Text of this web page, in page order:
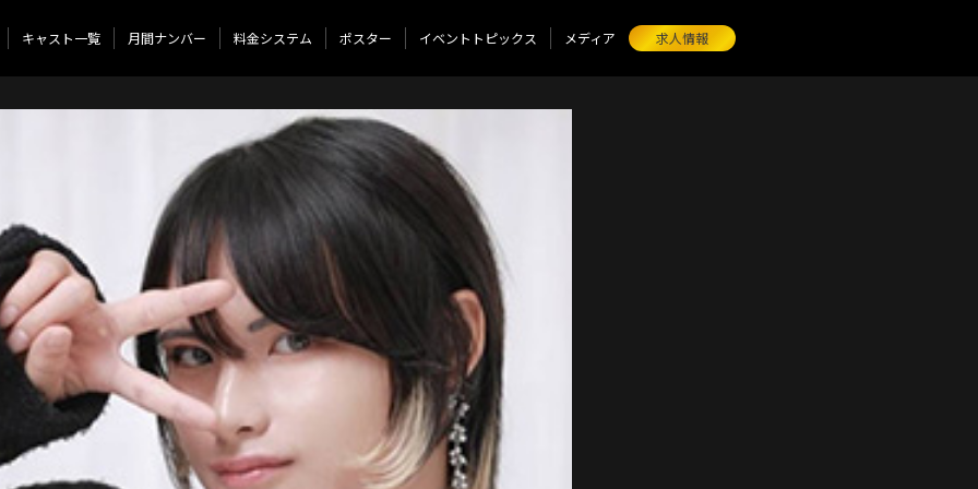
求人情報
キャスト一覧 月間ナンバー 料金システム ポスター イベントトピックス メディア